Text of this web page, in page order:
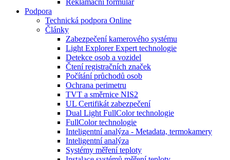
Reklamační formulář
Podpora
Technická podpora Online
Články
Zabezpečení kamerového systému
Light Explorer Expert technologie
Detekce osob a vozidel
Čtení registračních značek
Počítání průchodů osob
Ochrana perimetru
TVT a směrnice NIS2
UL Certifikát zabezpečení
Dual Light FullColor technologie
FullColor technologie
Inteligentní analýza - Metadata, termokamery
Inteligentní analýza
Systémy měření teploty